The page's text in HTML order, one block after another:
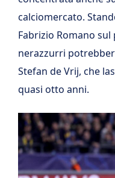
calciomercato.
Fabrizio Romano
nerazzurri
Stefan de Vrij, che
quasi otto anni.